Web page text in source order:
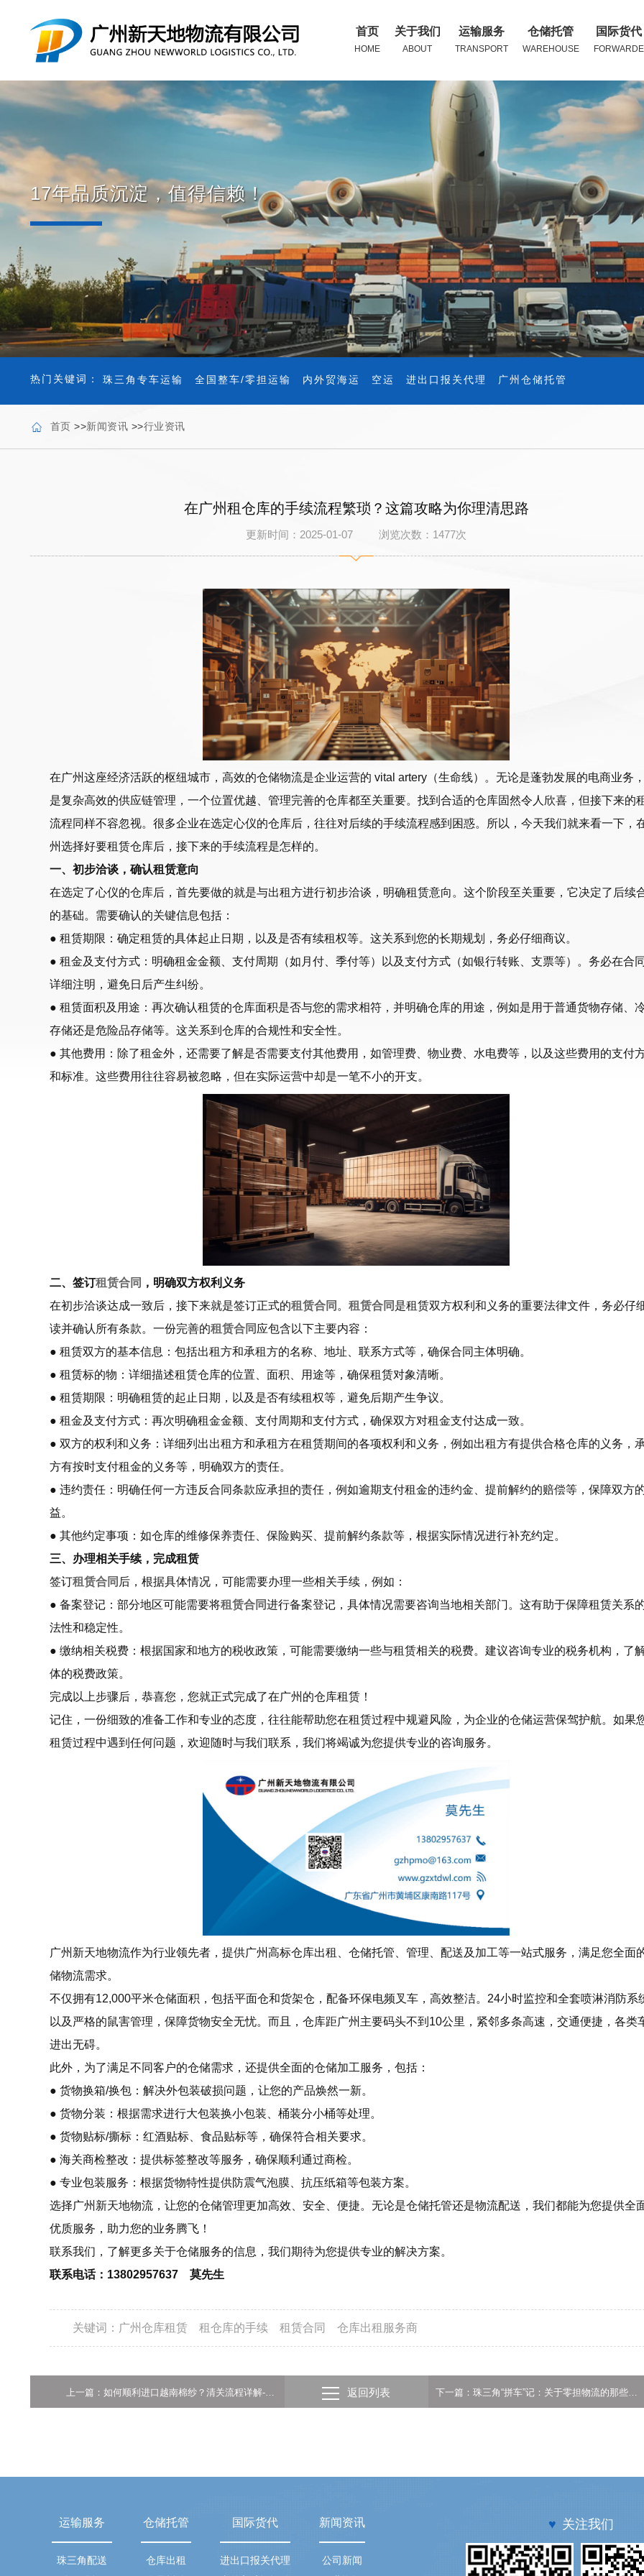
首页
HOME
关于我们
ABOUT
运输服务
TRANSPORT
仓储托管
WAREHOUSE
国际货代
FORWARDE
17年品质沉淀，值得信赖！
热门关键词： 珠三角专车运输 全国整车/零担运输 内外贸海运 空运 进出口报关代理 广州仓储托管
首页 >>新闻资讯 >>行业资讯
在广州租仓库的手续流程繁琐？这篇攻略为你理清思路
更新时间：2025-01-07 浏览次数： 1477次
在广州这座经济活跃的枢纽城市，高效的仓储物流是企业运营的 vital artery（生命线）。无论是蓬勃发展的电商业务
是复杂高效的供应链管理，一个位置优越、管理完善的仓库都至关重要。找到合适的仓库固然令人欣喜，但接下来的
流程同样不容忽视。很多企业在选定心仪的仓库后，往往对后续的手续流程感到困惑。所以，今天我们就来看一下，
州选择好要租赁仓库后，接下来的手续流程是怎样的。
一、初步洽谈，确认租赁意向
在选定了心仪的仓库后，首先要做的就是与出租方进行初步洽谈，明确租赁意向。这个阶段至关重要，它决定了后续
的基础。需要确认的关键信息包括：
● 租赁期限：确定租赁的具体起止日期，以及是否有续租权等。这关系到您的长期规划，务必仔细商议。
● 租金及支付方式：明确租金金额、支付周期（如月付、季付等）以及支付方式（如银行转账、支票等）。务必在合
详细注明，避免日后产生纠纷。
● 租赁面积及用途：再次确认租赁的仓库面积是否与您的需求相符，并明确仓库的用途，例如是用于普通货物存储、
存储还是危险品存储等。这关系到仓库的合规性和安全性。
● 其他费用：除了租金外，还需要了解是否需要支付其他费用，如管理费、物业费、水电费等，以及这些费用的支付
和标准。这些费用往往容易被忽略，但在实际运营中却是一笔不小的开支。
二、签订租赁合同 ，明确双方权利义务
在初步洽谈达成一致后，接下来就是签订正式的租赁合同 。 租赁合同 是租赁双方权利和义务的重要法律文件，务必仔
读并确认所有条款。一份完善的租赁合同 应包含以下主要内容：
● 租赁双方的基本信息：包括出租方和承租方的名称、地址、联系方式等，确保合同主体明确。
● 租赁标的物：详细描述租赁仓库的位置、面积、用途等，确保租赁对象清晰。
● 租赁期限：明确租赁的起止日期，以及是否有续租权等，避免后期产生争议。
● 租金及支付方式：再次明确租金金额、支付周期和支付方式，确保双方对租金支付达成一致。
● 双方的权利和义务：详细列出出租方和承租方在租赁期间的各项权利和义务，例如出租方有提供合格仓库的义务，
方有按时支付租金的义务等，明确双方的责任。
● 违约责任：明确任何一方违反合同条款应承担的责任，例如逾期支付租金的违约金、提前解约的赔偿等，保障双方
益。
● 其他约定事项：如仓库的维修保养责任、保险购买、提前解约条款等，根据实际情况进行补充约定。
三、办理相关手续，完成租赁
签订租赁合同 后，根据具体情况，可能需要办理一些相关手续，例如：
● 备案登记：部分地区可能需要将租赁合同进行备案登记，具体情况需要咨询当地相关部门。这有助于保障租赁关系
法性和稳定性。
● 缴纳相关税费：根据国家和地方的税收政策，可能需要缴纳一些与租赁相关的税费。建议咨询专业的税务机构，了
体的税费政策。
完成以上步骤后，恭喜您，您就正式完成了在广州的仓库租赁！
记住，一份细致的准备工作和专业的态度，往往能帮助您在租赁过程中规避风险，为企业的仓储运营保驾护航。如果
租赁过程中遇到任何问题，欢迎随时与我们联系，我们将竭诚为您提供专业的咨询服务。
广州新天地物流作为行业领先者，提供广州高标仓库出租、仓储托管、管理、配送及加工等一站式服务，满足您全面
储物流需求。
不仅拥有12,000平米仓储面积，包括平面仓和货架仓，配备环保电频叉车，高效整洁。24小时监控和全套喷淋消防系
以及严格的鼠害管理，保障货物安全无忧。而且，仓库距广州主要码头不到10公里，紧邻多条高速，交通便捷，各类
进出无碍。
此外，为了满足不同客户的仓储需求，还提供全面的仓储加工服务，包括：
● 货物换箱/换包：解决外包装破损问题，让您的产品焕然一新。
● 货物分装：根据需求进行大包装换小包装、桶装分小桶等处理。
● 货物贴标/撕标：红酒贴标、食品贴标等，确保符合相关要求。
● 海关商检整改：提供标签整改等服务，确保顺利通过商检。
● 专业包装服务：根据货物特性提供防震气泡膜、抗压纸箱等包装方案。
选择广州新天地物流，让您的仓储管理更加高效、安全、便捷。无论是仓储托管还是物流配送，我们都能为您提供全
优质服务，助力您的业务腾飞！
联系我们，了解更多关于仓储服务的信息，我们期待为您提供专业的解决方案。
联系电话：13802957637 莫先生
关键词： 广州仓库租赁 租仓库的手续 租赁合同 仓库出租服务商
上一篇：如何顺利进口越南棉纱？清关流程详解-广州新天地物流 下一篇：珠三角“拼车”记：关于零担物流的那些限制-广州新天地物流
返回列表
运输服务
珠三角配送
仓储托管
仓库出租
国际货代
进出口报关代理
新闻资讯
公司新闻
♥ 关注我们